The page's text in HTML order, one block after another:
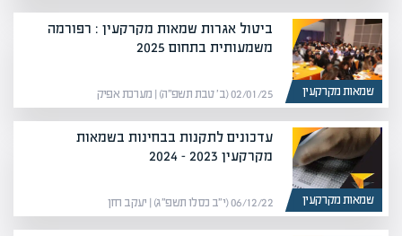
שמאות מקרקעין
ביטול אגרות שמאות מקרקעין : רפורמה
משמעותית בתחום 2025
02/01/25 (ב׳ טבת תשפ״ה) | מערכת אפיק
שמאות מקרקעין
עדכונים לתקנות בבחינות בשמאות
מקרקעין 2023 – 2024
06/12/22 (י״ב כסלו תשפ״ג) | יעקב חזן